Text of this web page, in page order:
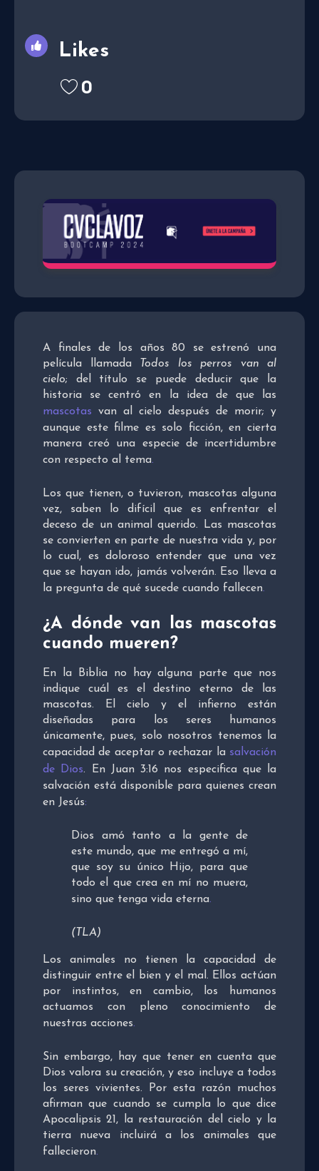
A finales de los años 80 se estrenó una
película llamada
Todos los perros van al
cielo; del título se puede deducir que la
historia se centró en la idea de que las
mascotas van al cielo después de morir; y
aunque este filme es solo ficción, en cierta
manera creó una especie de incertidumbre
con respecto al tema.
Los que tienen, o tuvieron, mascotas alguna
vez, saben lo difícil que es enfrentar el
deceso de un animal querido. Las mascotas
se convierten en parte de nuestra vida y, por
lo cual, es doloroso entender que una vez
que se hayan ido, jamás volverán. Eso lleva a
la pregunta de qué sucede cuando fallecen.
¿A dónde van las mascotas
cuando mueren?
En la Biblia no hay alguna parte que nos
indique cuál es el destino eterno de las
mascotas. El cielo y el infierno están
diseñadas para los seres humanos
únicamente, pues, solo nosotros tenemos la
capacidad de aceptar o rechazar la salvación
de Dios. En Juan 3:16 nos especifica que la
salvación está disponible para quienes crean
en Jesús:
Dios amó tanto a la gente de
este mundo, que me entregó a mí,
que soy su único Hijo, para que
todo el que crea en mí no muera,
sino que tenga vida eterna.
(TLA)
Los animales no tienen la capacidad de
distinguir entre el bien y el mal. Ellos actúan
por instintos, en cambio, los humanos
actuamos con pleno conocimiento de
nuestras acciones.
Sin embargo, hay que tener en cuenta que
Dios valora su creación, y eso incluye a todos
los seres vivientes. Por esta razón muchos
afirman que cuando se cumpla lo que dice
Apocalipsis 21, la restauración del cielo y la
tierra nueva incluirá a los animales que
fallecieron.
Likes
0